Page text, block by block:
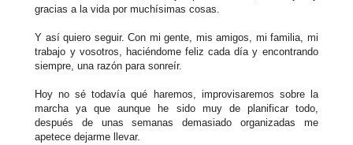
gracias a la vida por muchísimas cosas.
Y así quiero seguir. Con mi gente, mis amigos, mi familia, mi
trabajo y vosotros, haciéndome feliz cada día y encontrando
siempre, una razón para sonreír.
Hoy no sé todavía qué haremos, improvisaremos sobre la
marcha ya que aunque he sido muy de planificar todo,
después de unas semanas demasiado organizadas me
apetece dejarme llevar.